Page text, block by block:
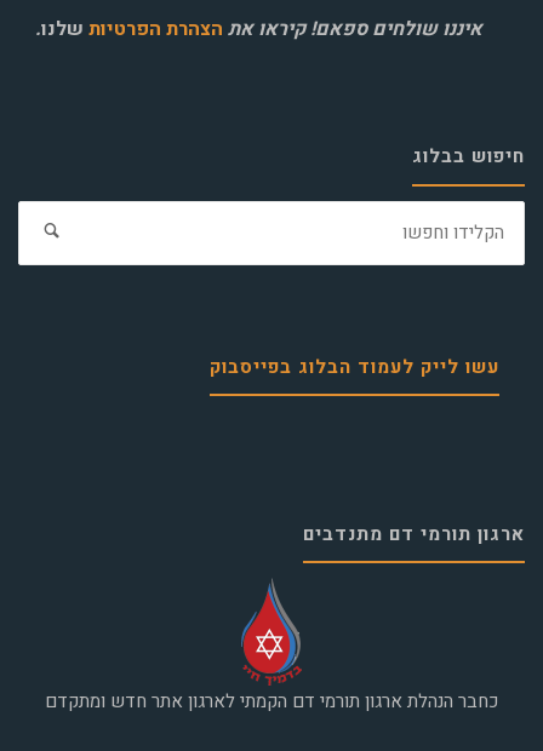
איננו שולחים ספאם! קיראו את הצהרת הפרטיות שלנו.
חיפוש בבלוג
עשו לייק לעמוד הבלוג בפייסבוק
ארגון תורמי דם מתנדבים
כחבר הנהלת ארגון תורמי דם הקמתי לארגון אתר חדש ומתקדם